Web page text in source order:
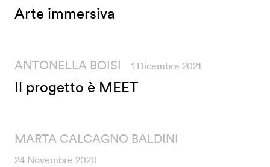
Arte immersiva
ANTONELLA BOISI 1 Dicembre 2021
Il progetto è MEET
MARTA CALCAGNO BALDINI
24 Novembre 2020